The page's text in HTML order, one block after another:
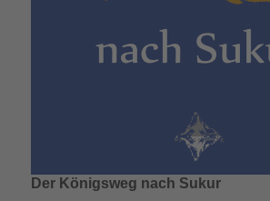
Der Königsweg nach Sukur